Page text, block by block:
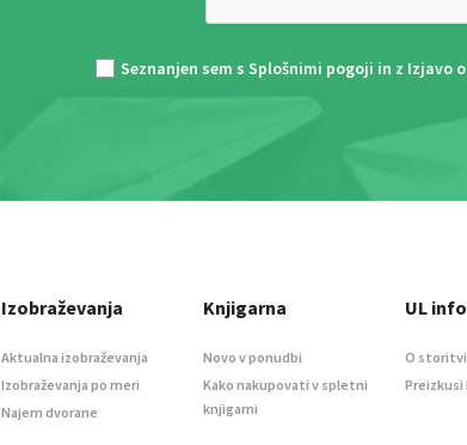
Seznanjen sem s Splošnimi pogoji in z Izjavo
Izobraževanja
Aktualna izobraževanja
Izobraževanja po meri
Najem dvorane
Knjigarna
Novo v ponudbi
Kako nakupovati v spletni
knjigarni
UL
O storitvi
Preizkusi